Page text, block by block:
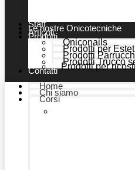
Staff
Le nostre Onicotecniche
Articoli
Prodotti
Oniconails
Prodotti per
Prodotti
Prodotti Trucco
Prodotti per
Contatti
Home
Chi siamo
Corsi